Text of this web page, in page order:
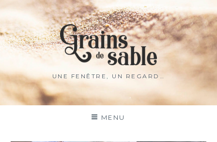
UNE FENÊTRE, UN REGARD…
MENU